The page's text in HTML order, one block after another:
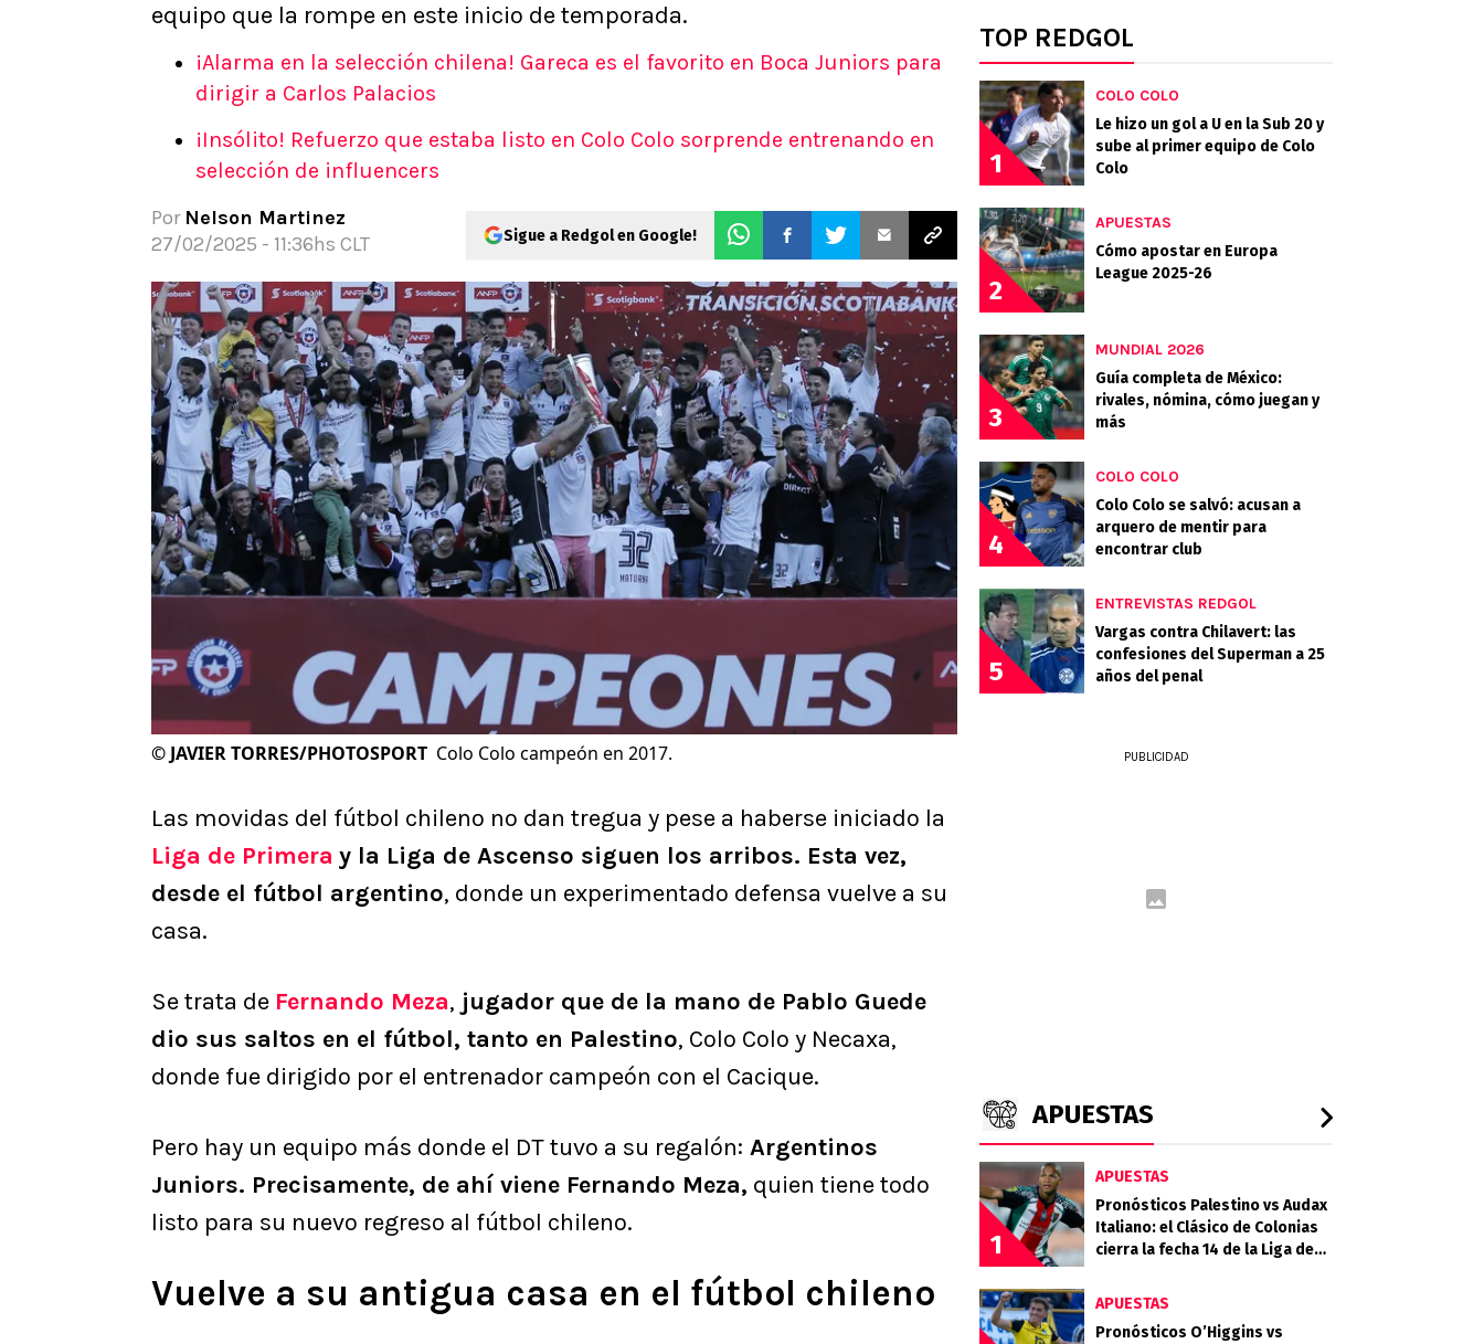
Apuesta del día
Apuestas Mundial 2026
equipo que la rompe en este inicio de temporada.
¡Alarma en la selección chilena! Gareca es el favorito en Boca Juniors para
dirigir a Carlos Palacios
¡Insólito! Refuerzo que estaba listo en Colo Colo sorprende entrenando en
selección de influencers
Por Nelson Martinez
27/02/2025 - 11:36hs CLT
Sigue a Redgol en Google!
© JAVIER TORRES/PHOTOSPORT Colo Colo campeón en 2017.
Las movidas del fútbol chileno no dan tregua y pese a haberse iniciado la
Liga de Primera y la Liga de Ascenso siguen los arribos. Esta vez,
desde el fútbol argentino, donde un experimentado defensa vuelve a su
casa.
Se trata de Fernando Meza, jugador que de la mano de Pablo Guede
dio sus saltos en el fútbol, tanto en Palestino, Colo Colo y Necaxa,
donde fue dirigido por el entrenador campeón con el Cacique.
Pero hay un equipo más donde el DT tuvo a su regalón: Argentinos
Juniors. Precisamente, de ahí viene Fernando Meza, quien tiene todo
listo para su nuevo regreso al fútbol chileno.
Vuelve a su antigua casa en el fútbol chileno
TOP REDGOL
1
COLO COLO
Le hizo un gol a U en la Sub 20 y
sube al primer equipo de Colo
Colo
2
APUESTAS
Cómo apostar en Europa
League 2025-26
3
MUNDIAL 2026
Guía completa de México:
rivales, nómina, cómo juegan y
más
4
COLO COLO
Colo Colo se salvó: acusan a
arquero de mentir para
encontrar club
5
ENTREVISTAS REDGOL
Vargas contra Chilavert: las
confesiones del Superman a 25
años del penal
PUBLICIDAD
APUESTAS
1
APUESTAS
Pronósticos Palestino vs Audax
Italiano: el Clásico de Colonias
cierra la fecha 14 de la Liga de
APUESTAS
Pronósticos O’Higgins vs